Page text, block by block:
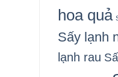
hoa quả
Sấy lạnh
lạnh rau